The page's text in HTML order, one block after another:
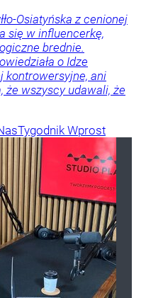
Osiatyńska z cenionej
się w influencerkę,
brednie.
o Idze
kontrowersyjne, ani
że wszyscy udawali, że
Tygodnik Wprost